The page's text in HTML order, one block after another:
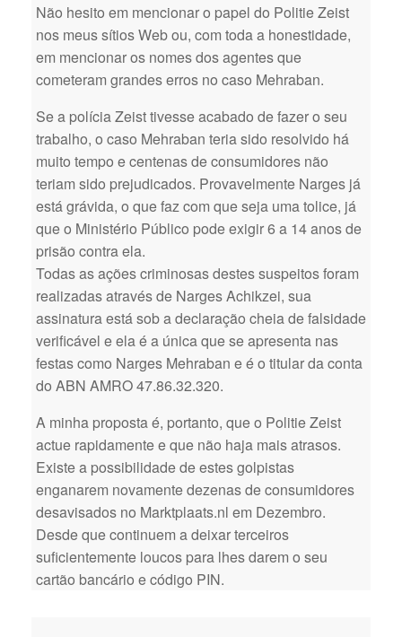
Não hesito em mencionar o papel do Politie Zeist
nos meus sítios Web ou, com toda a honestidade,
em mencionar os nomes dos agentes que
cometeram grandes erros no caso Mehraban.
Se a polícia Zeist tivesse acabado de fazer o seu
trabalho, o caso Mehraban teria sido resolvido há
muito tempo e centenas de consumidores não
teriam sido prejudicados. Provavelmente Narges já
está grávida, o que faz com que seja uma tolice, já
que o Ministério Público pode exigir 6 a 14 anos de
prisão contra ela.
Todas as ações criminosas destes suspeitos foram
realizadas através de Narges Achikzei, sua
assinatura está sob a declaração cheia de falsidade
verificável e ela é a única que se apresenta nas
festas como Narges Mehraban e é o titular da conta
do ABN AMRO 47.86.32.320.
A minha proposta é, portanto, que o Politie Zeist
actue rapidamente e que não haja mais atrasos.
Existe a possibilidade de estes golpistas
enganarem novamente dezenas de consumidores
desavisados no Marktplaats.nl em Dezembro.
Desde que continuem a deixar terceiros
suficientemente loucos para lhes darem o seu
cartão bancário e código PIN.